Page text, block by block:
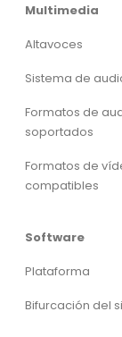
Multimedia
Altavoces
Sistema de
Formatos de
soportados
Formatos de
compatibles
Software
Plataforma
Bifurcación del